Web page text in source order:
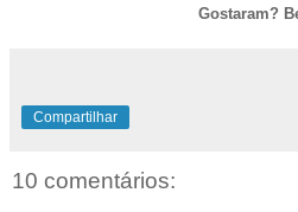
Gostaram?
Compartilhar
10 comentários: